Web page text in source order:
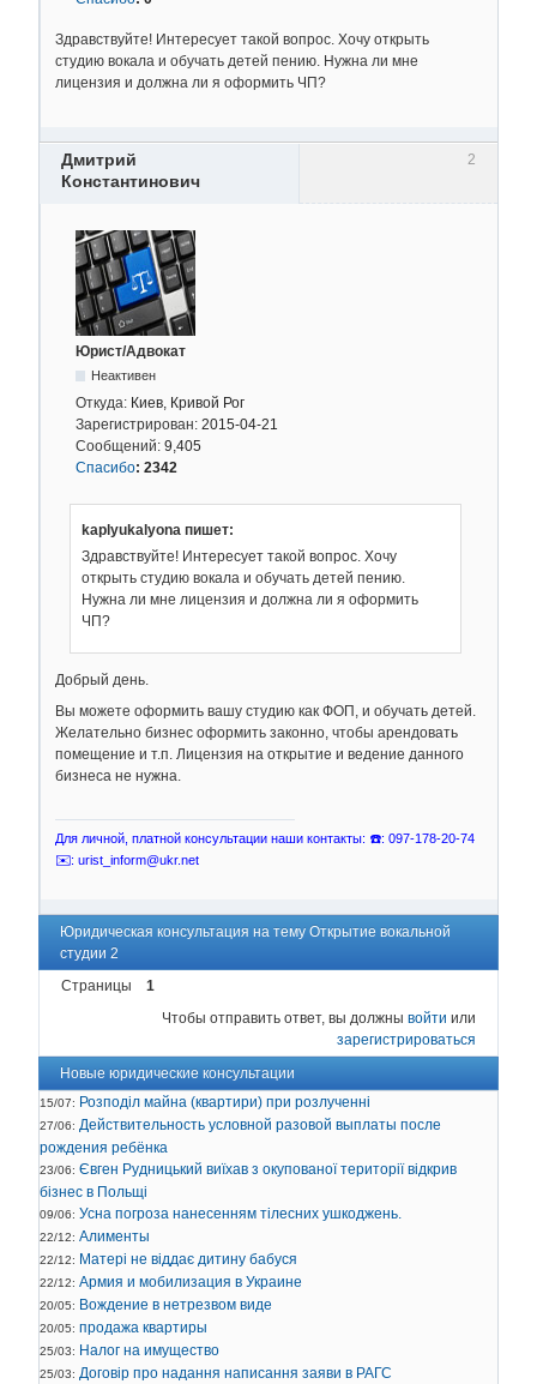
Здравствуйте! Интересует такой вопрос. Хочу открыть
студию вокала и обучать детей пению. Нужна ли мне
лицензия и должна ли я оформить ЧП?
2
Дмитрий
Константинович
Юрист/Адвокат
Неактивен
Откуда: Киев, Кривой Рог
Зарегистрирован: 2015-04-21
Сообщений: 9,405
Спасибо: 2342
kaplyukalyona пишет:
Здравствуйте! Интересует такой вопрос. Хочу
открыть студию вокала и обучать детей пению.
Нужна ли мне лицензия и должна ли я оформить
ЧП?
Добрый день.
Вы можете оформить вашу студию как ФОП, и обучать детей.
Желательно бизнес оформить законно, чтобы арендовать
помещение и т.п. Лицензия на открытие и ведение данного
бизнеса не нужна.
Для личной, платной консультации наши контакты: ☎️: 097-178-20-74
✉️: urist_inform@ukr.net
Юридическая консультация на тему Открытие вокальной
студии 2
Страницы
1
Чтобы отправить ответ, вы должны войти или
зарегистрироваться
Новые юридические консультации
15/07: Розподіл майна (квартири) при розлученні
27/06: Действительность условной разовой выплаты после
рождения ребёнка
23/06: Євген Рудницький виїхав з окупованої території відкрив
бізнес в Польщі
09/06: Усна погроза нанесенням тілесних ушкоджень.
22/12: Алименты
22/12: Матері не віддає дитину бабуся
22/12: Армия и мобилизация в Украине
20/05: Вождение в нетрезвом виде
20/05: продажа квартиры
25/03: Налог на имущество
25/03: Договір про надання написання заяви в РАГС